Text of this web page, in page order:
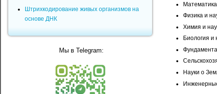
Физика и
Химия и
Биология и
Науки о
Штрихкодирование живых организмов на
основе ДНК
Мы в Telegram: